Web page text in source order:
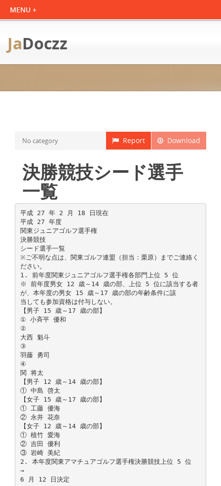
JaDoczz
Download
Report
No category
決勝競技シード選手
一覧
平成 27 年 2 月 18 日現在
平成 27 年度
関東ジュニアゴルフ選手権
決勝競技
シード選手一覧
※ご不明な点は、関東ゴルフ連盟（担当：栗原）までご連絡く
ださい。
1. 前年度関東ジュニアゴルフ選手権各部門上位 5 位
※ 前年度男女 12 歳～14 歳の部、上位 5 位に該当する者
が、本年度の男女 15 歳～17 歳の部の年齢条件に該
当しても参加資格は付与しない。
【男子 15 歳～17 歳の部】
① 小斉平 優和
②
大西 魁斗
③
羽藤 勇司
④
関 将太
【男子 12 歳～14 歳の部】
① 中島 啓太
【女子 15 歳～17 歳の部】
① 工藤 優海
② 永井 花奈
【女子 12 歳～14 歳の部】
① 植竹 愛海
② 吉田 優利
③ 岩崎 美紀
2. 本年度関東アマチュアゴルフ選手権決勝競技上位 5 位
→
6 月 12 日決定